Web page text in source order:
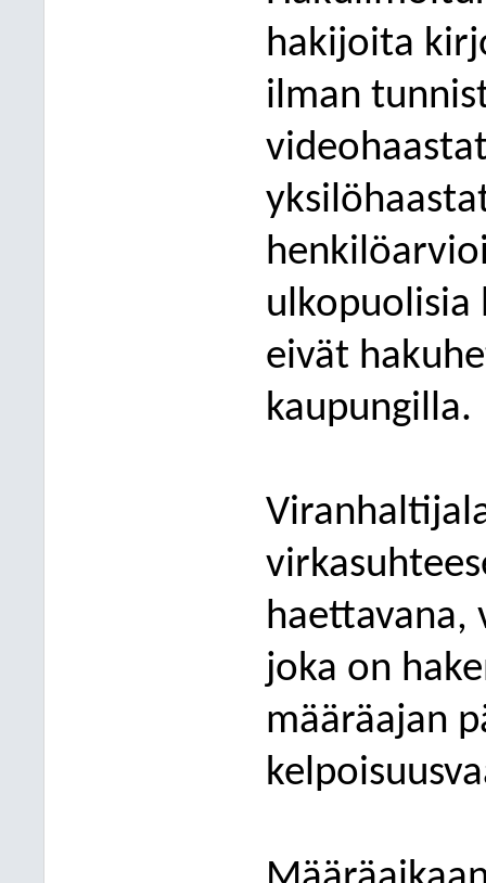
hakijoita
ilman
ulkopuolisia
eivät
kaupungilla.
haettavana,
joka on
määräajan